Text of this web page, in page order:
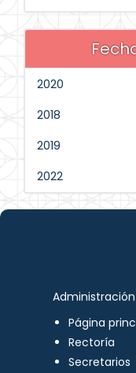
2020
2018
2019
2022
Página
Rectoría
Secretarios